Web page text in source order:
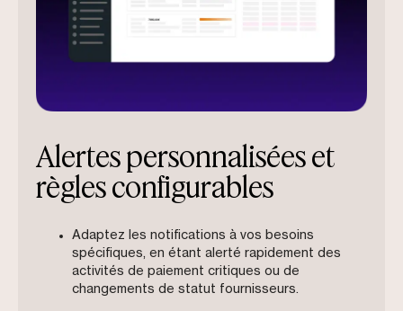
Alertes personnalisées et
règles configurables
Adaptez les notifications à vos besoins
spécifiques, en étant alerté rapidement des
activités de paiement critiques ou de
changements de statut fournisseurs.